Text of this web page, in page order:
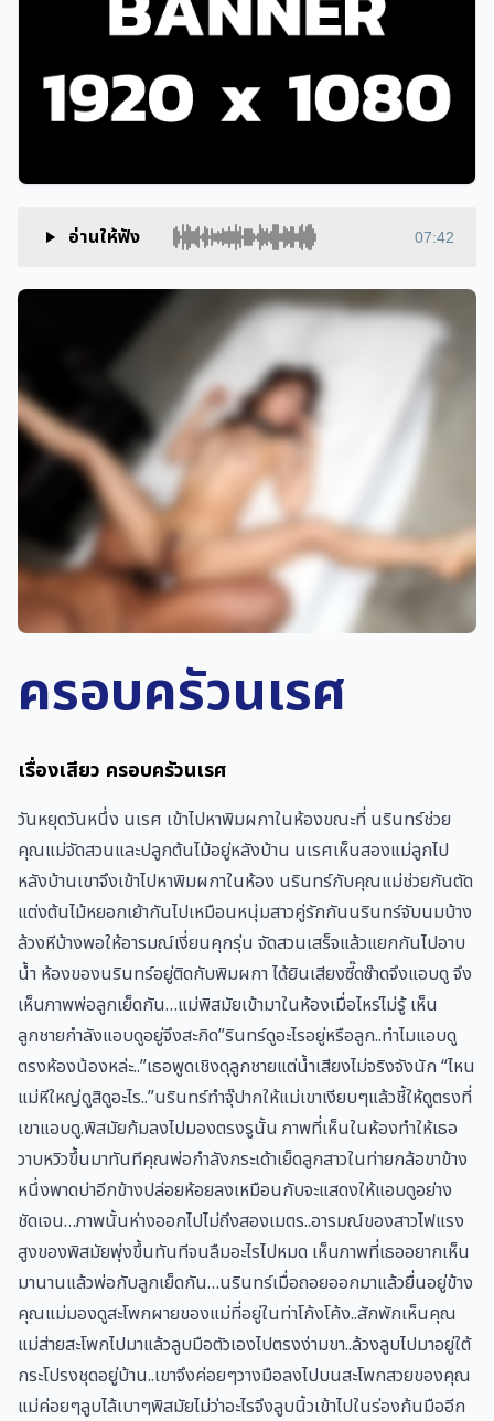
อ่านให้ฟัง 07:42
ครอบครัวนเรศ
เรื่องเสียว ครอบครัวนเรศ
วันหยุดวันหนึ่ง นเรศ เข้าไปหาพิมผกาในห้องขณะที่ นรินทร์ช่วย
คุณแม่จัดสวนและปลูกต้นไม้อยู่หลังบ้าน นเรศเห็นสองแม่ลูกไป
หลังบ้านเขาจึงเข้าไปหาพิมผกาในห้อง นรินทร์กับคุณแม่ช่วยกันตัด
แต่งต้นไม้หยอกเย้ากันไปเหมือนหนุ่มสาวคู่รักกันนรินทร์จับนมบ้าง
ล้วงหีบ้างพอให้อารมณ์เงี่ยนคุกรุ่น จัดสวนเสร็จแล้วแยกกันไปอาบ
น้ำ ห้องของนรินทร์อยู่ติดกับพิมผกา ได้ยินเสียงซี๊ดซ๊าดจึงแอบดู จึง
เห็นภาพพ่อลูกเย็ดกัน…แม่พิสมัยเข้ามาในห้องเมื่อไหร่ไม่รู้ เห็น
ลูกชายกำลังแอบดูอยู่จึงสะกิด”รินทร์ดูอะไรอยู่หรือลูก..ทำไมแอบดู
ตรงห้องน้องหล่ะ..”เธอพูดเชิงดุลูกชายแต่น้ำเสียงไม่จริงจังนัก “ไหน
แม่หีใหญ่ดูสิดูอะไร..”นรินทร์ทำจุ๊ปากให้แม่เขาเงียบๆแล้วชี้ให้ดูตรงที่
เขาแอบดู.พิสมัยก้มลงไปมองตรงรูนั้น ภาพที่เห็นในห้องทำให้เธอ
วาบหวิวขึ้นมาทันทีคุณพ่อกำลังกระเด้าเย็ดลูกสาวในท่ายกล้อขาข้าง
หนึ่งพาดบ่าอีกข้างปล่อยห้อยลงเหมือนกับจะแสดงให้แอบดูอย่าง
ชัดเจน…ภาพนั้นห่างออกไปไม่ถึงสองเมตร..อารมณ์ของสาวไฟแรง
สูงของพิสมัยพุ่งขึ้นทันทีจนลืมอะไรไปหมด เห็นภาพที่เธออยากเห็น
มานานแล้วพ่อกับลูกเย็ดกัน…นรินทร์เมื่อถอยออกมาแล้วยื่นอยู่ข้าง
คุณแม่มองดูสะโพกผายของแม่ที่อยู่ในท่าโก้งโค้ง..สักพักเห็นคุณ
แม่ส่ายสะโพกไปมาแล้วลูบมือตัวเองไปตรงง่ามขา..ล้วงลูบไปมาอยู่ใต้
กระโปรงชุดอยู่บ้าน..เขาจึงค่อยๆวางมือลงไปบนสะโพกสวยของคุณ
แม่ค่อยๆลูบไล้เบาๆพิสมัยไม่ว่าอะไรจึงลูบนิ้วเข้าไปในร่องก้นมืออีก